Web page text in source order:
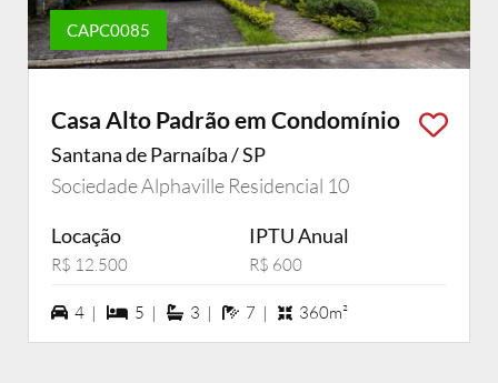
CAPC0085
Casa Alto Padrão em Condomínio
Santana de Parnaíba / SP
Sociedade Alphaville Residencial 10
Locação
R$ 12.500
IPTU Anual
R$ 600
4 vagas na garagem
4 | 5 dormiórios
5 | 3 suítes
3 | 7 banheiros
7 | 360m²